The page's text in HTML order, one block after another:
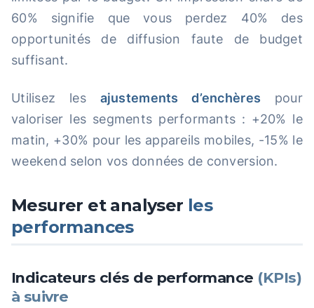
60% signifie que vous perdez 40% des
opportunités de diffusion faute de budget
suffisant.
Utilisez les ajustements d’enchères pour
valoriser les segments performants : +20% le
matin, +30% pour les appareils mobiles, -15% le
weekend selon vos données de conversion.
Mesurer et analyser les
performances
Indicateurs clés de performance (KPIs)
à suivre